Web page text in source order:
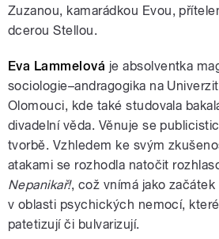
Zuzanou, kamarádkou Evou,
dcerou Stellou.
Eva Lammelová je absolventka
sociologie–andragogika na
Olomouci, kde také studovala
divadelní věda. Věnuje se
tvorbě. Vzhledem ke svým
atakami se rozhodla natočit
Nepanikař!, což vnímá jako
v oblasti psychických nemocí,
patetizují či bulvarizují.